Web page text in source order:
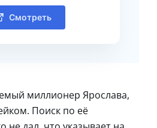
Смотреть
миллионер Ярослава,
Поиск по её